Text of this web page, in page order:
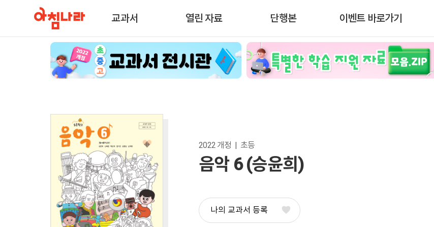
교과서 열린 자료 단행본 이벤트 바로가기
2022 개정  |  초등
음악 6 (승윤희)
나의 교과서 등록